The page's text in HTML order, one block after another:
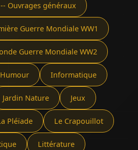
Ouvrages généraux
Guerre Mondiale WW1
Guerre Mondiale WW2
Humour Informatique
Jardin Nature Jeux
Pléïade Le Crapouillot
Littérature